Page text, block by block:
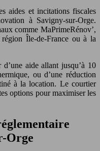
aides et incitations fiscales
à Savigny-sur-Orge.
comme MaPrimeRénov’,
Île-de-France ou à la
aide allant jusqu’à 10
ou d’une réduction
à la location. Le courtier
options pour maximiser les
Orge